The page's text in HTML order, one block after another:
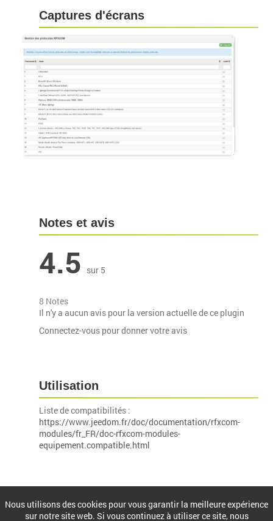
Captures d'écrans
Notes et avis
4.5 sur 5
8 Notes
Il n'y a aucun avis pour la version actuelle de ce plugin
Connectez-vous pour donner votre avis
Utilisation
Liste de compatibilités :
https://www.jeedom.fr/doc/documentation/rfxcom-
modules/fr_FR/doc-rfxcom-modules-
equipement.compatible.html
Nous utilisons des cookies pour vous garantir la meilleure expérience
sur notre site web. Si vous continuez à utiliser ce site, nous